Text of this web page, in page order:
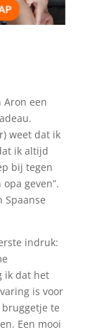
Aron een
weet dat ik
ik altijd
bij tegen
geven”.
Spaanse
indruk:
ik dat het
is voor
te
Een mooi